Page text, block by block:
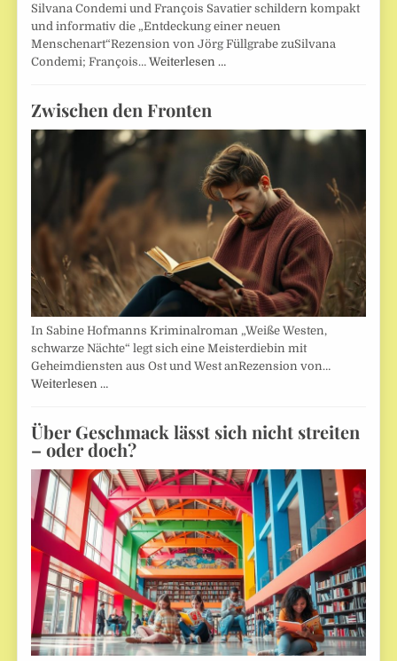
Silvana Condemi und François Savatier schildern kompakt
und informativ die „Entdeckung einer neuen
Menschenart“Rezension von Jörg Füllgrabe zuSilvana
Condemi; François…Weiterlesen …
Zwischen den Fronten
In Sabine Hofmanns Kriminalroman „Weiße Westen,
schwarze Nächte“ legt sich eine Meisterdiebin mit
Geheimdiensten aus Ost und West anRezension von…
Weiterlesen …
Über Geschmack lässt sich nicht streiten
– oder doch?